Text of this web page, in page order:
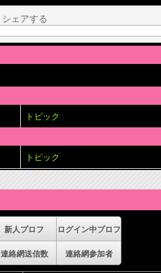
シェアする
トピック
トピック
新人プロフ ログイン中プロフ
連絡網送信数 連絡網参加者